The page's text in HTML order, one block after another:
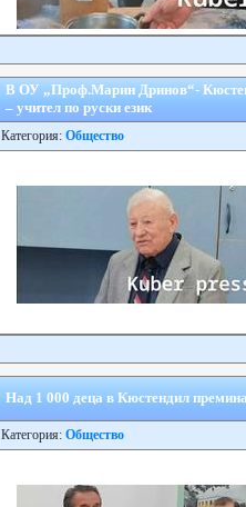
В ОУ „Проф.Марин Дринов“-
– учител по руски език
Категория: Общество
Над 1 000 деца в Кюстендил
Категория: Общество